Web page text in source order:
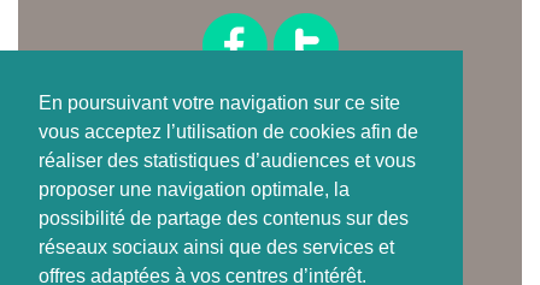
En poursuivant votre navigation sur ce site
vous acceptez l’utilisation de cookies afin de
réaliser des statistiques d’audiences et vous
proposer une navigation optimale, la
possibilité de partage des contenus sur des
réseaux sociaux ainsi que des services et
offres adaptées à vos centres d’intérêt.
Suivez-nous !